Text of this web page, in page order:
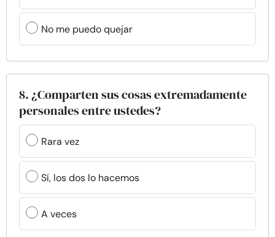
No me puedo quejar
8. ¿Comparten sus cosas extremadamente
personales entre ustedes?
Rara vez
Sí, los dos lo hacemos
A veces